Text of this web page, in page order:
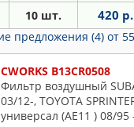
10 шт. 420 р.
предложения (4) от
CWORKS B13CR0508
Фильтр воздушный
03/12-, TOYOTA
универсал (AE11 ) 08/95